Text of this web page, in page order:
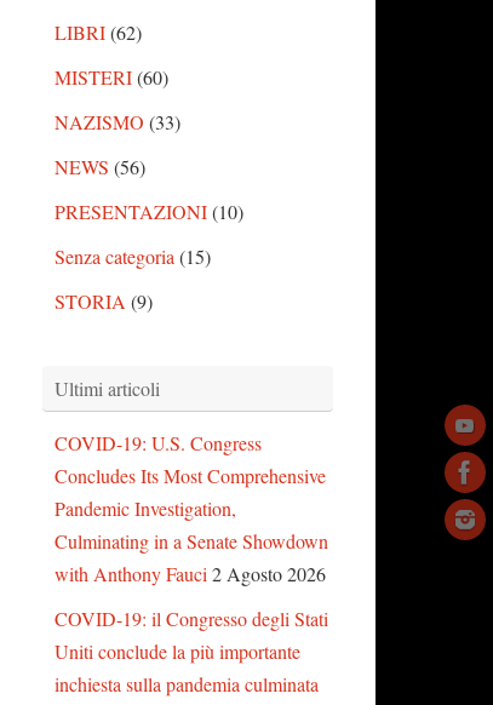
LIBRI(62)
MISTERI(60)
NAZISMO (33)
NEWS (56)
PRESENTAZIONI(10)
Senza categoria (15)
STORIA (9)
Ultimi articoli
COVID-19: U.S. Congress
Concludes Its Most Comprehensive
Pandemic Investigation,
Culminating in a Senate Showdown
with Anthony Fauci 2 Agosto 2026
COVID-19: il Congresso degli Stati
Uniti conclude la più importante
inchiesta sulla pandemia culminata